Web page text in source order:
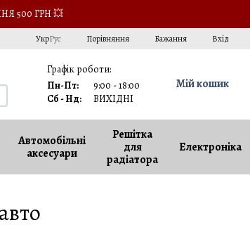
500 ГРН 💥
УкрРус Порівняння Бажання Вхід
Графік роботи:
Пн-Пт:
9:00 - 18:00
Сб - Нд:
ВИХІДНІ
Мій кошик
Автомобільні
аксесуари
Решітка
для
радіатора
Електроніка